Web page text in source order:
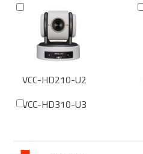
VCC-HD210-U2
VCC-HD310-U3